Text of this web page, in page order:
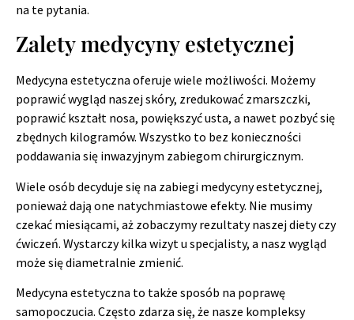
na te pytania.
Zalety medycyny estetycznej
Medycyna estetyczna oferuje wiele możliwości. Możemy
poprawić wygląd naszej skóry, zredukować zmarszczki,
poprawić kształt nosa, powiększyć usta, a nawet pozbyć się
zbędnych kilogramów. Wszystko to bez konieczności
poddawania się inwazyjnym zabiegom chirurgicznym.
Wiele osób decyduje się na zabiegi medycyny estetycznej,
ponieważ dają one natychmiastowe efekty. Nie musimy
czekać miesiącami, aż zobaczymy rezultaty naszej diety czy
ćwiczeń. Wystarczy kilka wizyt u specjalisty, a nasz wygląd
może się diametralnie zmienić.
Medycyna estetyczna to także sposób na poprawę
samopoczucia. Często zdarza się, że nasze kompleksy